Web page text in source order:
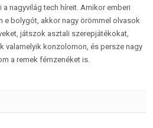
a nagyvilág tech híreit. Amikor emberi
e bolygót, akkor nagy örömmel olvasok
játszok asztali szerepjátékokat,
valamelyik konzolomon, és persze nagy
a remek fémzenéket is.